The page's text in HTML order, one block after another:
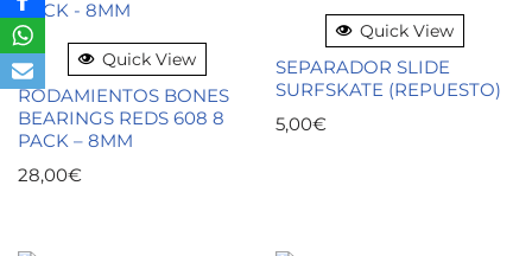
Quick View
RODAMIENTOS BONES
BEARINGS REDS 608 8
PACK – 8MM
28,00€
Quick View
SEPARADOR SLIDE
SURFSKATE (REPUESTO)
5,00€